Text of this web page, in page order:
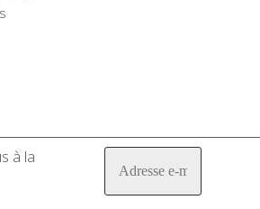
à la